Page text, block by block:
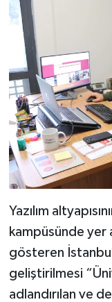
Yazılım
kampüsünde yer
gösteren
geliştirilmesi
adlandırılan ve